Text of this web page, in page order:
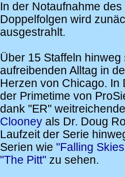
In der Notaufnahme
Doppelfolgen wird
ausgestrahlt.
Über 15 Staffeln
aufreibenden Alltag in
Herzen von Chicago. In
der Primetime von
dank "ER"
Clooney als Dr. Doug
Laufzeit der Serie
Serien wie "Falling
"The Pitt" zu sehen.